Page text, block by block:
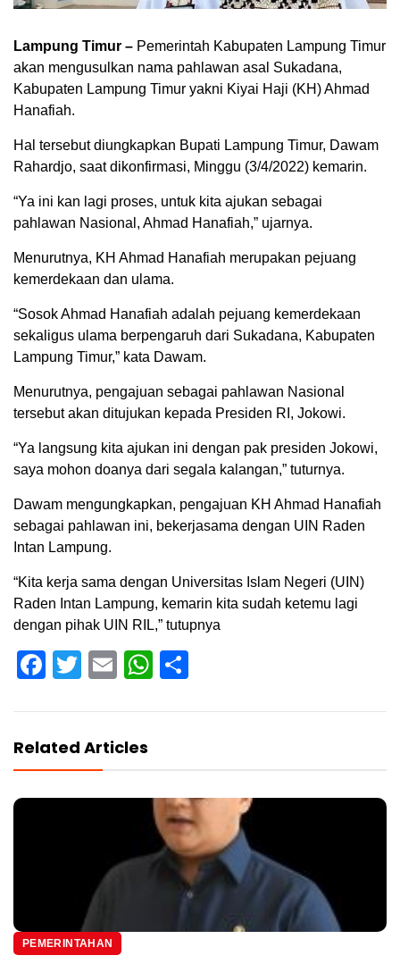
Lampung Timur – Pemerintah Kabupaten Lampung Timur
akan mengusulkan nama pahlawan asal Sukadana,
Kabupaten Lampung Timur yakni Kiyai Haji (KH) Ahmad
Hanafiah.
Hal tersebut diungkapkan Bupati Lampung Timur, Dawam
Rahardjo, saat dikonfirmasi, Minggu (3/4/2022) kemarin.
“Ya ini kan lagi proses, untuk kita ajukan sebagai
pahlawan Nasional, Ahmad Hanafiah,” ujarnya.
Menurutnya, KH Ahmad Hanafiah merupakan pejuang
kemerdekaan dan ulama.
“Sosok Ahmad Hanafiah adalah pejuang kemerdekaan
sekaligus ulama berpengaruh dari Sukadana, Kabupaten
Lampung Timur,” kata Dawam.
Menurutnya, pengajuan sebagai pahlawan Nasional
tersebut akan ditujukan kepada Presiden RI, Jokowi.
“Ya langsung kita ajukan ini dengan pak presiden Jokowi,
saya mohon doanya dari segala kalangan,” tuturnya.
Dawam mengungkapkan, pengajuan KH Ahmad Hanafiah
sebagai pahlawan ini, bekerjasama dengan UIN Raden
Intan Lampung.
“Kita kerja sama dengan Universitas Islam Negeri (UIN)
Raden Intan Lampung, kemarin kita sudah ketemu lagi
dengan pihak UIN RIL,” tutupnya
Facebook
Twitter
EmailWhatsApp
Related Articles
PEMERINTAHAN